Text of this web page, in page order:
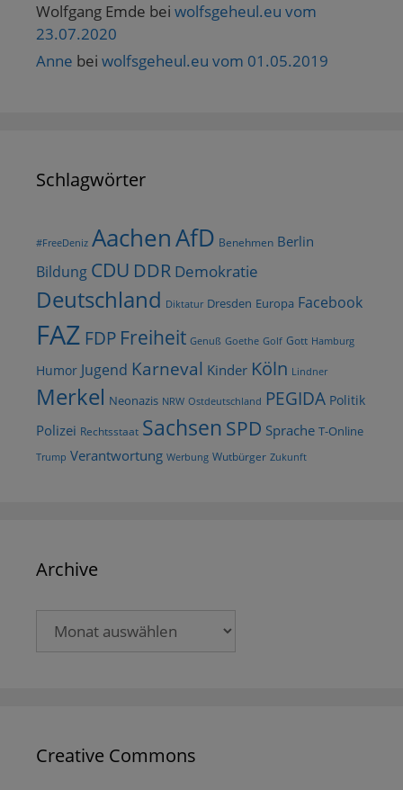
Wolfgang Emde bei wolfsgeheul.eu vom
23.07.2020
Anne bei wolfsgeheul.eu vom 01.05.2019
Schlagwörter
#FreeDeniz AachenAfD Benehmen Berlin
Bildung CDU DDR Demokratie
Deutschland Diktatur Dresden Europa Facebook
FAZ FDP Freiheit Genuß Goethe Golf Gott Hamburg
Humor Jugend Karneval Kinder Köln Lindner
Merkel Neonazis NRW Ostdeutschland PEGIDA Politik
Polizei Rechtsstaat Sachsen SPD Sprache T-Online
Trump Verantwortung Werbung Wutbürger Zukunft
Archive
Creative Commons